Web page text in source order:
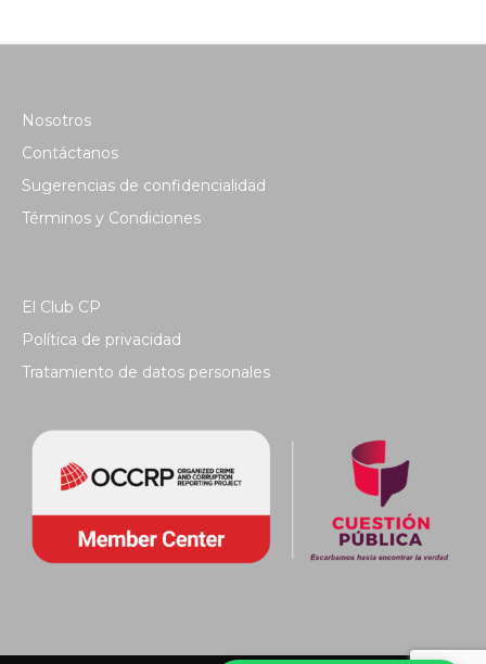
Nosotros
Contáctanos
Sugerencias de confidencialidad
Términos y Condiciones
El Club CP
Política de privacidad
Tratamiento de datos personales